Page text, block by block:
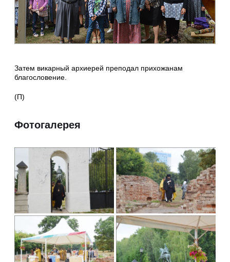
Затем викарный архиерей преподал прихожанам
благословение.
(П)
Фотогалерея